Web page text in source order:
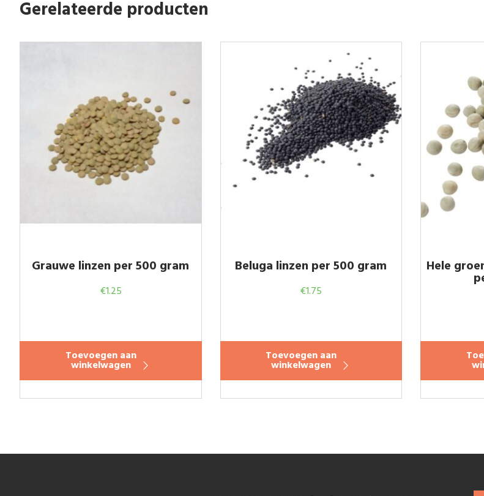
Gerelateerde producten
Grauwe linzen per 500 gram
€1.25
Toevoegen aan
winkelwagen
Beluga linzen per 500 gram
€1.75
Toevoegen aan
winkelwagen
Hele